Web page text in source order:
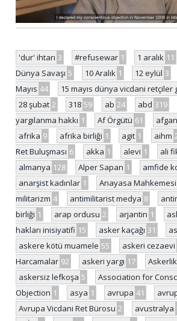
'dur' ihtarı 3 #refusewar 1 1 aralık 11
Dünya Savaşı 5 10 Aralık 1 12 eylül 3
Mayıs 44 15 mayıs dünya vicdani retçiler
28 şubat 2 318 59 ab 24 abd 319
yargılanma hakkı 1 Af Örgütü 61
afrika 9 afrika birliği 1 agit 1 aihm
Ret Buluşması 6 akka 1 alevi 1 ali
almanya 128 Alper Sapan 1 amfide
anarşist kadınlar 1 Anayasa Mahkemesi
militarizm 4 antimilitarist medya 8
birliği 1 arap ordusu 2 arjantin 1
hakları inisiyatifi 15 asker kaçağı 31
askere kötü muamele 55 askeri cezaevi
Harcamalar 92 askeri yargı 17
askersiz lefkoşa 5
Association for
Objection 1 asya 1 avrupa 41
Avrupa Vicdani Ret Bürosu 2 avustralya